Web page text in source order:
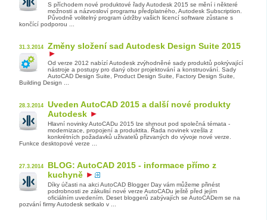
S příchodem nové produktové řady Autodesk 2015 se mění i některé
možnosti a názvosloví programu předplatného, Autodesk Subscription.
Původně volitelný program údržby vašich licencí software zůstane s
končící podporou ...
31.3.2014 Změny složení sad Autodesk Design Suite 2015
Od verze 2012 nabízí Autodesk zvýhodněné sady produktů pokrývající
nástroje a postupy pro daný obor projektování a konstruování. Sady
AutoCAD Design Suite, Product Design Suite, Factory Design Suite,
Building Design ...
28.3.2014
Uveden AutoCAD 2015 a další nové produkty
Autodesk
Hlavní novinky AutoCADu 2015 lze shrnout pod společná témata -
modernizace, propojení a produktita. Řada novinek vzešla z
konkrétních požadavků uživatelů přizvaných do vývoje nové verze.
Funkce desktopové verze ...
27.3.2014
BLOG: AutoCAD 2015 - informace přímo z
kuchyně
Díky účasti na akci AutoCAD Blogger Day vám můžeme přinést
podrobnosti ze zákulisí nové verze AutoCADu ještě před jejím
oficiálním uvedením. Deset bloggerů zabývajích se AutoCADem se na
pozvání firmy Autodesk setkalo v ...